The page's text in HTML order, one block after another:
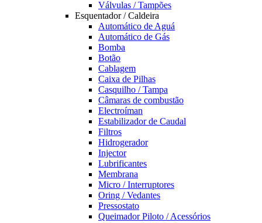
Válvulas / Tampões
Esquentador / Caldeira
Automático de Aguá
Automático de Gás
Bomba
Botão
Cablagem
Caixa de Pilhas
Casquilho / Tampa
Câmaras de combustão
Electroíman
Estabilizador de Caudal
Filtros
Hidrogerador
Injector
Lubrificantes
Membrana
Micro / Interruptores
Oring / Vedantes
Pressostato
Queimador Piloto / Acessórios